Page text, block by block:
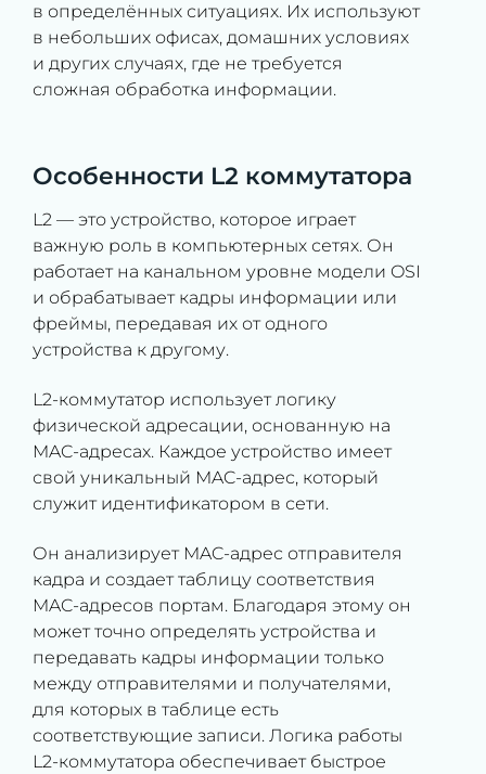
в определённых ситуациях. Их используют
в небольших офисах, домашних условиях
и других случаях, где не требуется
сложная обработка информации.
Особенности L2 коммутатора
L2 — это устройство, которое играет
важную роль в компьютерных сетях. Он
работает на канальном уровне модели OSI
и обрабатывает кадры информации или
фреймы, передавая их от одного
устройства к другому.
L2-коммутатор использует логику
физической адресации, основанную на
MAC-адресах. Каждое устройство имеет
свой уникальный MAC-адрес, который
служит идентификатором в сети.
Он анализирует MAC-адрес отправителя
кадра и создает таблицу соответствия
MAC-адресов портам. Благодаря этому он
может точно определять устройства и
передавать кадры информации только
между отправителями и получателями,
для которых в таблице есть
соответствующие записи. Логика работы
L2-коммутатора обеспечивает быстрое